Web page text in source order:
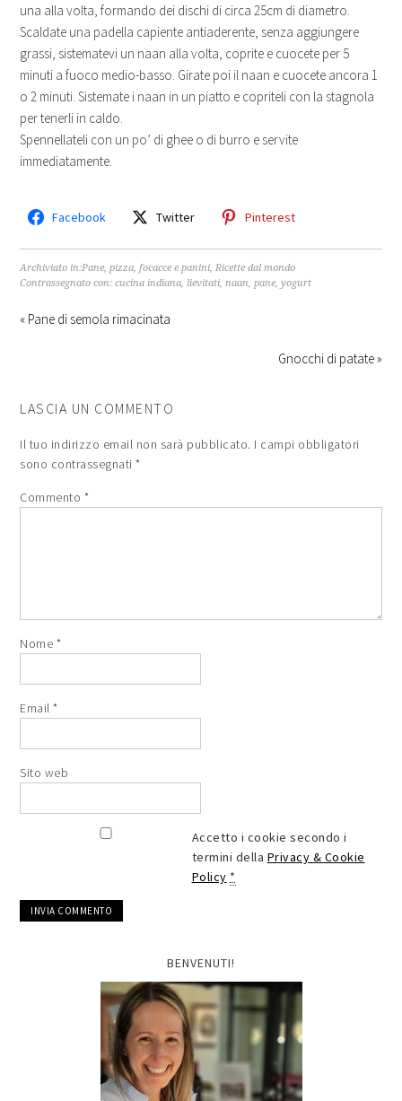
una alla volta, formando dei dischi di circa 25cm di diametro.
Scaldate una padella capiente antiaderente, senza aggiungere
grassi, sistematevi un naan alla volta, coprite e cuocete per 5
minuti a fuoco medio-basso. Girate poi il naan e cuocete ancora 1
o 2 minuti. Sistemate i naan in un piatto e copriteli con la stagnola
per tenerli in caldo.
Spennellateli con un po’ di ghee o di burro e servite
immediatamente.
Facebook Twitter Pinterest
Archiviato in:Pane, pizza, focacce e panini Ricette dal mondo
Contrassegnato con:cucina indiana lievitati naan pane ,yogurt
« Pane di semola rimacinata
Gnocchi di patate »
LASCIA UN COMMENTO
Il tuo indirizzo email non sarà pubblicato. I campi obbligatori
sono contrassegnati*
Commento *
Nome *
Email*
Sito web
Accetto i cookie secondo i
termini della Privacy & Cookie
Policy *
BENVENUTI!